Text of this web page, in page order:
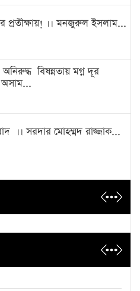
প্রতীক্ষায়! ।। মনজুরুল ইসলাম...
বিষন্নতায় মগ্ন দূর
।। সরদার মোহম্মদ রাজ্জাক...